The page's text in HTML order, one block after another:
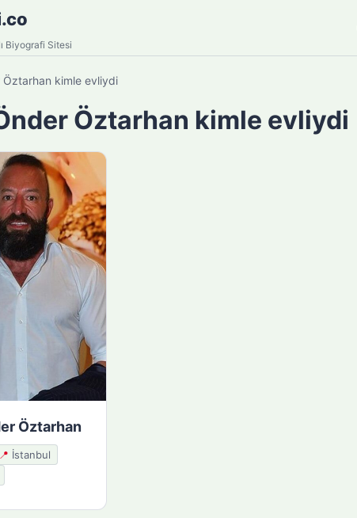
Biyografi Sitesi
Öztarhan kimle evliydi
Öztarhan kimle evliydi
Öztarhan
📍 İstanbul